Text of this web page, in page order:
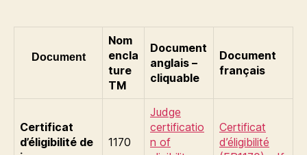
Document
Nom
encla
ture
TM
Document
anglais –
cliquable
Document
français
Certificat
d’éligibilité de
1170
Judge
certificatio
n of
Certificat
d’éligibilité